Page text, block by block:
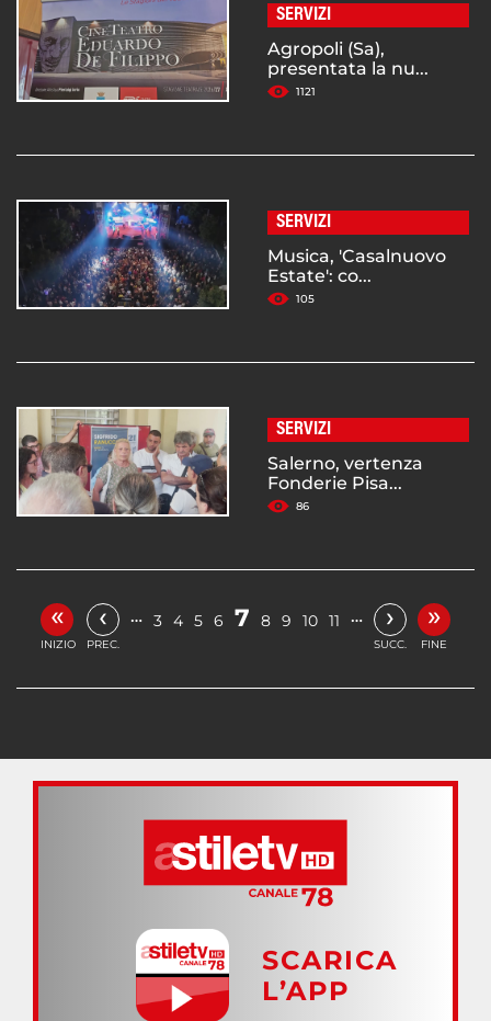
SERVIZI
Agropoli (Sa),
presentata la nu...
1121
SERVIZI
Musica, 'Casalnuovo
Estate': co...
105
SERVIZI
Salerno, vertenza
Fonderie Pisa...
86
«
INIZIO
‹
PREC.
… 3 4 5 6 7 8 9 10 11 … ›
SUCC.
»
FINE
SCARICA
L’APP